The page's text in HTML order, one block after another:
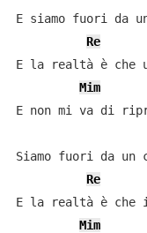
E siamo fuori da
Re
E la realtà è che
Mim
E non mi va di
Siamo fuori da un
Re
E la realtà è che
Mim